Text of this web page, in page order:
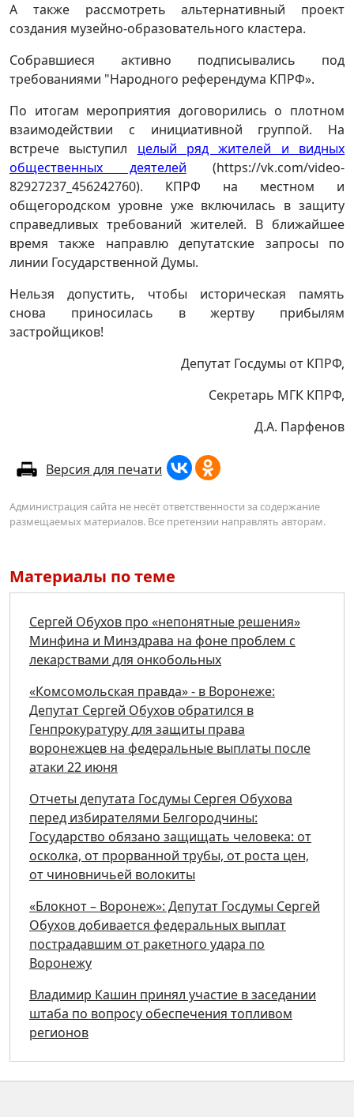
А также рассмотреть альтернативный проект
создания музейно-образовательного кластера.
Собравшиеся активно подписывались под
требованиями "Народного референдума КПРФ».
По итогам мероприятия договорились о плотном
взаимодействии с инициативной группой. На
встрече выступил целый ряд жителей и видных
общественных деятелей (https://vk.com/video-
82927237_456242760). КПРФ на местном и
общегородском уровне уже включилась в защиту
справедливых требований жителей. В ближайшее
время также направлю депутатские запросы по
линии Государственной Думы.
Нельзя допустить, чтобы историческая память
снова приносилась в жертву прибылям
застройщиков!
Депутат Госдумы от КПРФ,
Секретарь МГК КПРФ,
Д.А. Парфенов
Версия для печати
Администрация сайта не несёт ответственности за содержание
размещаемых материалов. Все претензии направлять авторам.
Материалы по теме
Сергей Обухов про «непонятные решения»
Минфина и Минздрава на фоне проблем с
лекарствами для онкобольных
«Комсомольская правда» - в Воронеже:
Депутат Сергей Обухов обратился в
Генпрокуратуру для защиты права
воронежцев на федеральные выплаты после
атаки 22 июня
Отчеты депутата Госдумы Сергея Обухова
перед избирателями Белгородчины:
Государство обязано защищать человека: от
осколка, от прорванной трубы, от роста цен,
от чиновничьей волокиты
«Блокнот – Воронеж»: Депутат Госдумы Сергей
Обухов добивается федеральных выплат
пострадавшим от ракетного удара по
Воронежу
Владимир Кашин принял участие в заседании
штаба по вопросу обеспечения топливом
регионов